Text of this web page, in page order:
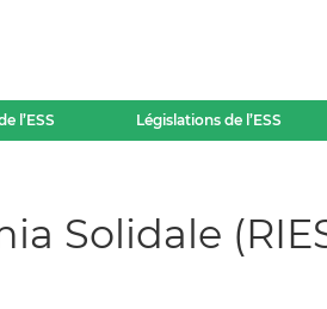
l’ESS Législations de l’ESS
Solidale